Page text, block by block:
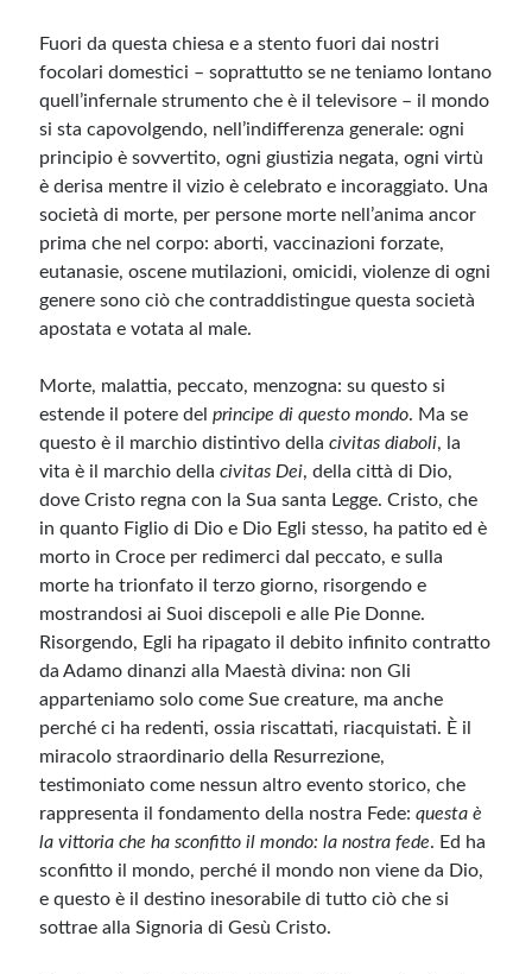
Fuori da questa chiesa e a stento fuori dai nostri
focolari domestici – soprattutto se ne teniamo lontano
quell’infernale strumento che è il televisore – il mondo
si sta capovolgendo, nell’indifferenza generale: ogni
principio è sovvertito, ogni giustizia negata, ogni virtù
è derisa mentre il vizio è celebrato e incoraggiato. Una
società di morte, per persone morte nell’anima ancor
prima che nel corpo: aborti, vaccinazioni forzate,
eutanasie, oscene mutilazioni, omicidi, violenze di ogni
genere sono ciò che contraddistingue questa società
apostata e votata al male.
Morte, malattia, peccato, menzogna: su questo si
estende il potere delprincipe di questo mondo. Ma se
questo è il marchio distintivo dellacivitas diaboli, la
vita è il marchio dellacivitas Dei, della città di Dio,
dove Cristo regna con la Sua santa Legge. Cristo, che
in quanto Figlio di Dio e Dio Egli stesso, ha patito ed è
morto in Croce per redimerci dal peccato, e sulla
morte ha trionfato il terzo giorno, risorgendo e
mostrandosi ai Suoi discepoli e alle Pie Donne.
Risorgendo, Egli ha ripagato il debito infinito contratto
da Adamo dinanzi alla Maestà divina: non Gli
apparteniamo solo come Sue creature, ma anche
perché ci ha redenti, ossia riscattati, riacquistati. È il
miracolo straordinario della Resurrezione,
testimoniato come nessun altro evento storico, che
rappresenta il fondamento della nostra Fede:questa è
la vittoria che ha sconfitto il mondo: la nostra fede. Ed ha
sconfitto il mondo, perché il mondo non viene da Dio,
e questo è il destino inesorabile di tutto ciò che si
sottrae alla Signoria di Gesù Cristo.